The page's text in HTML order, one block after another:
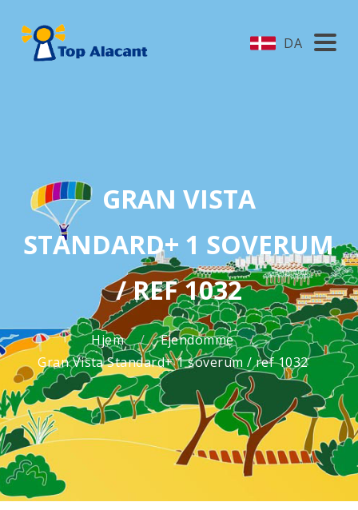
DA
GRAN VISTA
STANDARD+ 1 SOVERUM
/ REF 1032
Hjem
Ejendomme
Gran Vista Standard+ 1 soverum / ref 1032